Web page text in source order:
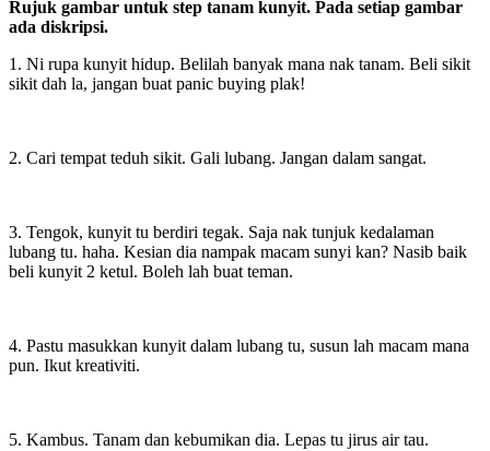
Rujuk gambar untuk step tanam kunyit. Pada setiap gambar
ada diskripsi.
1. Ni rupa kunyit hidup. Belilah banyak mana nak tanam. Beli sikit
sikit dah la, jangan buat panic buying plak!
2. Cari tempat teduh sikit. Gali lubang. Jangan dalam sangat.
3. Tengok, kunyit tu berdiri tegak. Saja nak tunjuk kedalaman
lubang tu. haha. Kesian dia nampak macam sunyi kan? Nasib baik
beli kunyit 2 ketul. Boleh lah buat teman.
4. Pastu masukkan kunyit dalam lubang tu, susun lah macam mana
pun. Ikut kreativiti.
5. Kambus. Tanam dan kebumikan dia. Lepas tu jirus air tau.